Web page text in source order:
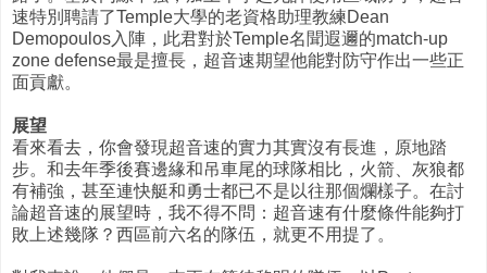
速特別聘請了Temple大學的老資格助理教練Dean
Demopoulos入陣，此君對於Temple名聞遐邇的match-up
zone defense最是擅長，超音速期望他能對防守作出一些正
面貢獻。
展望
看來看去，你會發現超音速的實力其實沒有長進，原地踏
步。和去年季後賽邊緣和吊車尾的球隊相比，火箭、灰狼都
有補強，甚至連快艇和勇士都已不是以往那個爛樣子。在討
論超音速的展望時，我不得不問：超音速有什麼條件能夠打
敗上述幾隊？西區前六名的隊伍，就更不用提了。